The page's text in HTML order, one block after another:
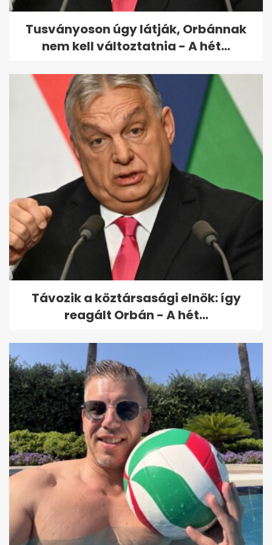
Tusványoson úgy látják, Orbánnak
nem kell változtatnia - A hét...
Távozik a köztársasági elnök: így
reagált Orbán - A hét...